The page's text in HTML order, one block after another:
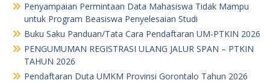
Penyampaian Permintaan Data Mahasiswa Tidak Mampu
untuk Program Beasiswa Penyelesaian Studi
Buku Saku Panduan/Tata Cara Pendaftaran UM-PTKIN 2026
PENGUMUMAN REGISTRASI ULANG JALUR SPAN – PTKIN
TAHUN 2026
Pendaftaran Duta UMKM Provinsi Gorontalo Tahun 2026